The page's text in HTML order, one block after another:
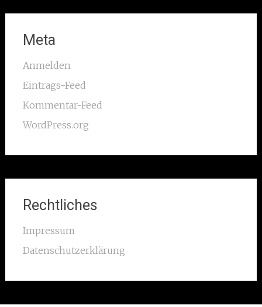
Meta
Anmelden
Eintrags-Feed
Kommentar-Feed
WordPress.org
Rechtliches
Impressum
Datenschutzerklärung